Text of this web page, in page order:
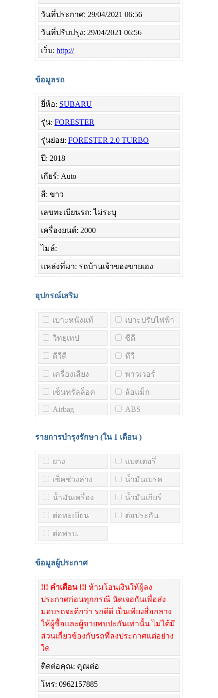
วันที่ประกาศ: 29/04/2021 06:56
วันที่ปรับปรุง: 29/04/2021 06:56
เว็บ: http://
ข้อมูลรถ
ยี่ห้อ: SUBARU
รุ่น: FORESTER
รุ่นย่อย: FORESTER 2.0 TURBO
ปี: 2018
เกียร์: Auto
สี: ขาว
เลขทะเบียนรถ: ไม่ระบุ
เครื่องยนต์: 2000
ไมล์:
แหล่งที่มา: รถบ้านเจ้าของขายเอง
อุปกรณ์เสริม
เบาะหนังแท้ เบาะปรับไฟฟ้า
วิทยุเทป ซีดี
ดีวีดี ทีวี
เครื่องเสียง พาวเวอร์
เซ็นทรัลล็อค ล้อแม็ก
Airbag ABS
รายการบำรุงรักษา (ใน 1 เดือน)
ยาง แบตเตอรี่
เช็คช่วงล่าง น้ำมันเบรค
น้ำมันเครื่อง น้ำมันเกียร์
ต่อทะเบียน ต่อประกัน
ต่อพรบ.
ข้อมูลผู้ประกาศ
!!! คำเตือน !!! ห้ามโอนเงินให้ผู้ลง
ประกาศก่อนทุกกรณี นัดเจอกันเพื่อส่ง
มอบรถจะดีกว่า รถดีดี เป็นเพียงสื่อกลาง
ให้ผู้ซื้อและผู้ขายพบปะกันเท่านั้น ไม่ได้มี
ส่วนเกี่ยวข้องกับรถที่ลงประกาศแต่อย่าง
ใด
ติดต่อคุณ: คุณต่อ
โทร: 0962157885